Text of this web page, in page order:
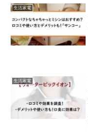
生活家電
生活家電